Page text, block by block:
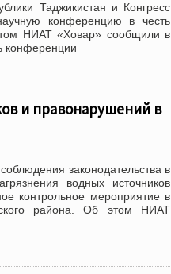
Таджикистан и Конгресс
конференцию в честь
НИАТ «Ховар» сообщили в
конференции
и правонарушений в
законодательства в
водных источников
контрольное мероприятие в
района. Об этом НИАТ